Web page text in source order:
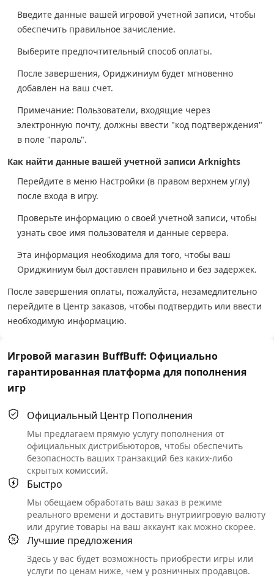
Введите данные вашей игровой учетной записи, чтобы
обеспечить правильное зачисление.
Выберите предпочтительный способ оплаты.
После завершения, Ориджиниум будет мгновенно
добавлен на ваш счет.
Примечание: Пользователи, входящие через
электронную почту, должны ввести "код подтверждения"
в поле "пароль".
Как найти данные вашей учетной записи Arknights
Перейдите в меню Настройки (в правом верхнем углу)
после входа в игру.
Проверьте информацию о своей учетной записи, чтобы
узнать свое имя пользователя и данные сервера.
Эта информация необходима для того, чтобы ваш
Ориджиниум был доставлен правильно и без задержек.
После завершения оплаты, пожалуйста, незамедлительно
перейдите в Центр заказов, чтобы подтвердить или ввести
необходимую информацию.
Игровой магазин BuffBuff: Официально
гарантированная платформа для пополнения
игр
Официальный Центр Пополнения
Мы предлагаем прямую услугу пополнения от
официальных дистрибьюторов, чтобы обеспечить
безопасность ваших транзакций без каких-либо
скрытых комиссий.
Быстро
Мы обещаем обработать ваш заказ в режиме
реального времени и доставить внутриигровую валюту
или другие товары на ваш аккаунт как можно скорее.
Лучшие предложения
Здесь у вас будет возможность приобрести игры или
услуги по ценам ниже, чем у розничных продавцов.